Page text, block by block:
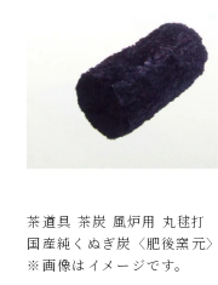
茶道具 茶炭 風炉用 丸毬打
国産純くぬぎ炭〈肥後窯元〉
※画像はイメージです。